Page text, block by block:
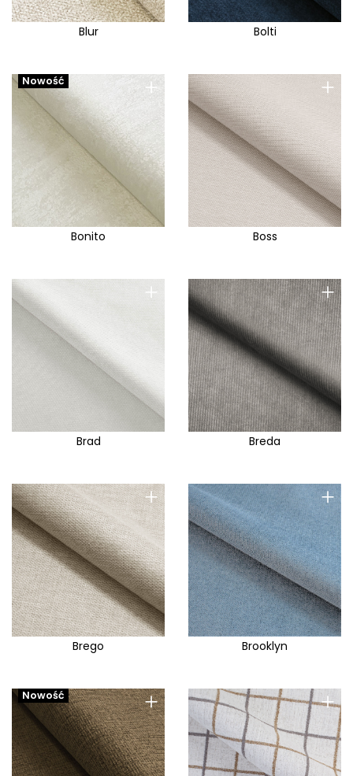
Blur Bolti
+
Nowość
Bonito
+
Boss
+
Brad
+
Breda
+
Brego
+
Brooklyn
+
Nowość +